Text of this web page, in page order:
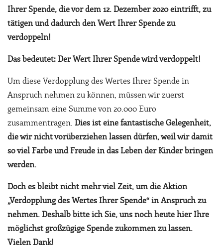
Ihrer Spende, die vor dem 12. Dezember 2020 eintrifft, zu
tätigen und dadurch den Wert Ihrer Spende zu
verdoppeln!
Das bedeutet: Der Wert Ihrer Spende wird verdoppelt!
Um diese Verdopplung des Wertes Ihrer Spende in
Anspruch nehmen zu können, müssen wir zuerst
gemeinsam eine Summe von 20.000 Euro
zusammentragen. Dies ist eine fantastische Gelegenheit,
die wir nicht vorüberziehen lassen dürfen, weil wir damit
so viel Farbe und Freude in das Leben der Kinder bringen
werden.
Doch es bleibt nicht mehr viel Zeit, um die Aktion
„Verdopplung des Wertes Ihrer Spende“ in Anspruch zu
nehmen. Deshalb bitte ich Sie, uns noch heute hier Ihre
möglichst großzügige Spende zukommen zu lassen.
Vielen Dank!